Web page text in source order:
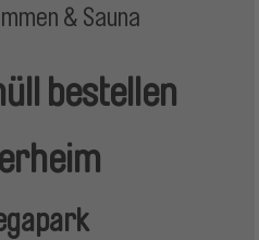
& Sauna
bestellen